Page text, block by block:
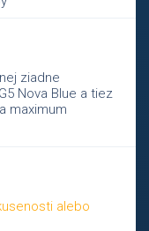
ziadne
Nova Blue a tiez
maximum
alebo